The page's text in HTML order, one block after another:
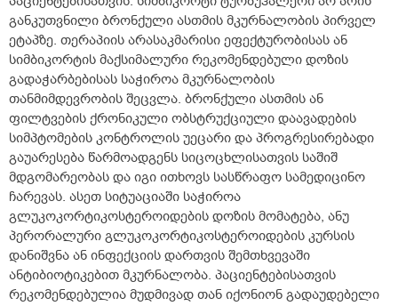
განკუთვნილი ბრონქული ასთმის მკურნალობის პირველ
ეტაპზე. თერაპიის არასაკმარისი ეფექტურობისას ან
სიმბიკორტის მაქსიმალური რეკომენდებული დოზის
გადაჭარბებისას საჭიროა მკურნალობის
თანმიმდევრობის შეცვლა. ბრონქული ასთმის ან
ფილტვების ქრონიკული ობსტრუქციული დაავადების
სიმპტომების კონტროლის უეცარი და პროგრესირებადი
გაუარესება წარმოადგენს სიცოცხლისათვის საშიშ
მდგომარეობას და იგი ითხოვს სასწრაფო სამედიცინო
ჩარევას. ასეთ სიტუაციაში საჭიროა
გლუკოკორტიკოსტეროიდების დოზის მომატება, ანუ
პერორალური გლუკოკორტიკოსტეროიდების კურსის
დანიშვნა ან ინფექციის დართვის შემთხვევაში
ანტიბიოტიკებით მკურნალობა. პაციენტებისათვის
რეკომენდებულია მუდმივად თან იქონიონ გადაუდებელი